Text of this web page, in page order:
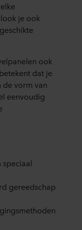
je ook
ook
dat je
de vorm van
eenvoudig
speciaal
gereedschap